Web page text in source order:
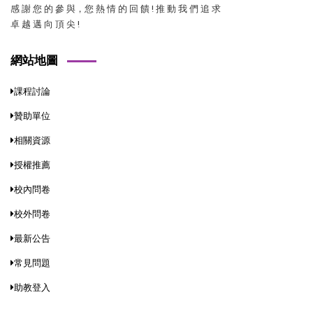
感 謝 您 的 參 與，您 熱 情 的 回 饋 ! 推 動 我 們 追 求
卓 越 邁 向 頂 尖 !
網站地圖
課程討論
贊助單位
相關資源
授權推薦
校內問卷
校外問卷
最新公告
常見問題
助教登入